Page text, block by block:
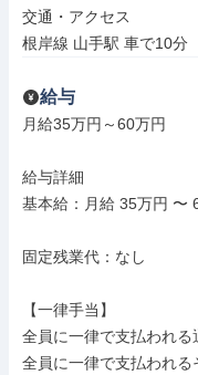
交通・アクセス
根岸線 山手駅 車で10分
給与
月給35万円～60万円
給与詳細
基本給：月給 35万円 〜
固定残業代：なし
【一律手当】
全員に一律で支払われる
全員に一律で支払われる